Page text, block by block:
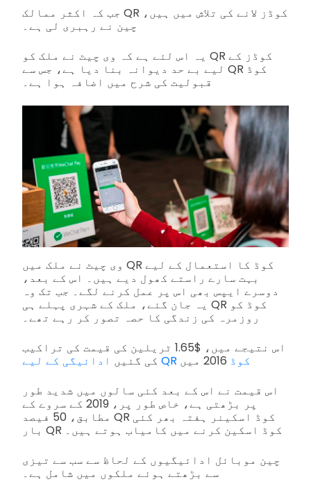
جب کہ اکثر ممالک QR کوڈز لانے کی تلاش میں ہیں،
چین نے رہبری لی ہے۔
یہ اس لئے ہے کہ وی چیٹ نے ملک کو QR کوڈز کے
لیے بے حد دیوانہ بنا دیا ہے، جس سے QR کوڈ
قبولیت کی شرح میں اضافہ ہوا ہے۔
وی چیٹ نے ملک میں QR کوڈ کا استعمال کے لیے
بہت سارے راستے کھول دیے ہیں۔ اس کے بعد،
دوسرے ایپس بھی اس پر عمل کرنے لگے۔ جب تک وہ
یہ جان گئے، ملک کے شہری پہلے ہی QR کوڈ کو
روزمرہ کی زندگی کا حصہ تصور کر رہے تھے۔
اس نتیجے میں، $1.65 ٹریلین کی قیمت کی تراکیب
کی گئیں
ادائیگی کے لیے QR کوڈ
اس قیمت نے اس کے بعد کئی سالوں میں شدید طور
پر بڑھتی ہے، خاص طور پر، 2019 کے سروے کے
مطابق، 50 فیصد QR کوڈ اسکینر ہفتہ بھر کئی
بار QR کوڈ اسکین کرنے میں کامیاب ہوتے ہیں۔
چین موبائل ادائیگیوں کے لحاظ سے سب سے تیزی
سے بڑھتے ہوئے ملکوں میں شامل ہے۔